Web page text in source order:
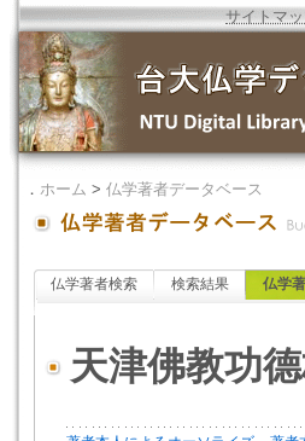
サイトマ
． ホーム > 仏学著者データベース
仏学著者検索 検索結果 仏学
天津佛教功